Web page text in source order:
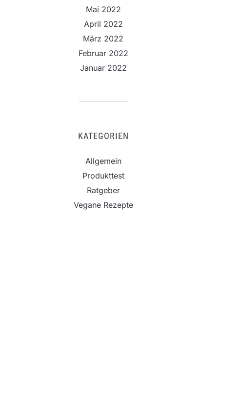
Mai 2022
April 2022
März 2022
Februar 2022
Januar 2022
KATEGORIEN
Allgemein
Produkttest
Ratgeber
Vegane Rezepte